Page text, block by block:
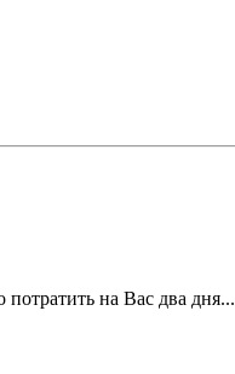
на Вас два дня...